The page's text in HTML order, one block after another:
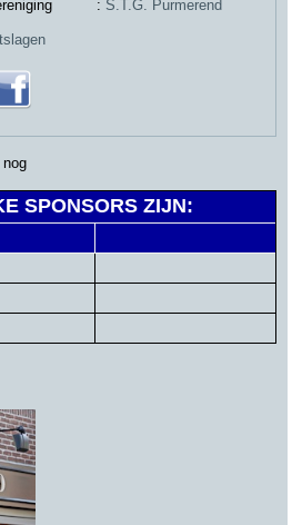
: S.T.G. Purmerend
SPONSORS ZIJN: